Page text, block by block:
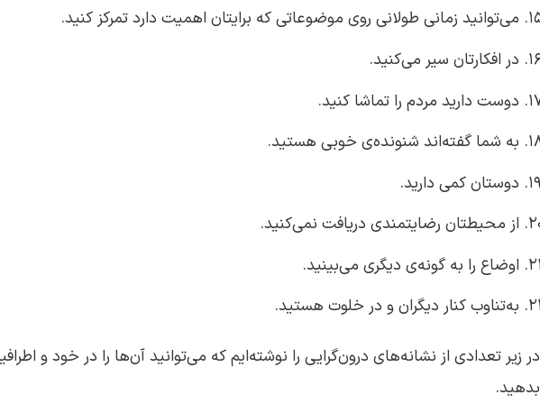
می‌توانید زمانی طولانی روی موضوعاتی که برایتان اهمیت دارد تمرکز کنید.
در افکارتان سیر می‌کنید.
دوست دارید مردم را تماشا کنید.
به شما گفته‌اند شنونده‌ی خوبی هستید.
دوستان کمی دارید.
از محیطتان رضایتمندی دریافت نمی‌کنید.
اوضاع را به گونه‌ی دیگری می‌بینید.
به‌تناوب کنار دیگران و در خلوت هستید.
در زیر تعدادی از نشانه‌های درون‌گرایی را نوشته‌ایم که می‌توانید آن‌ها را در خود و
بدهید.